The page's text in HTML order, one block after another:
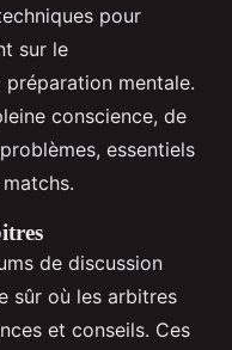
pour
sur le
mentale.
conscience, de
essentiels
de discussion
sûr où les arbitres
et conseils. Ces